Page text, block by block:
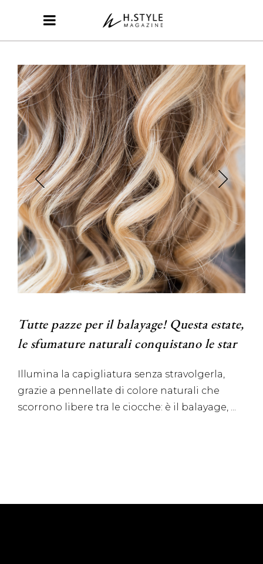
Tutte pazze per il balayage! Questa estate,
le sfumature naturali conquistano le star
Illumina la capigliatura senza stravolgerla,
grazie a pennellate di colore naturali che
scorrono libere tra le ciocche: è il balayage,